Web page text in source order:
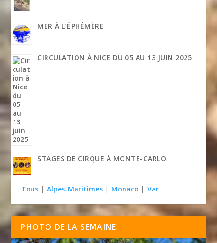
MER À L’ÉPHÉMÈRE
CIRCULATION À NICE DU 05 AU 13 JUIN 2025
STAGES DE CIRQUE À MONTE-CARLO
Tous | Alpes-Maritimes | Monaco | Var
PHOTO DE LA SEMAINE